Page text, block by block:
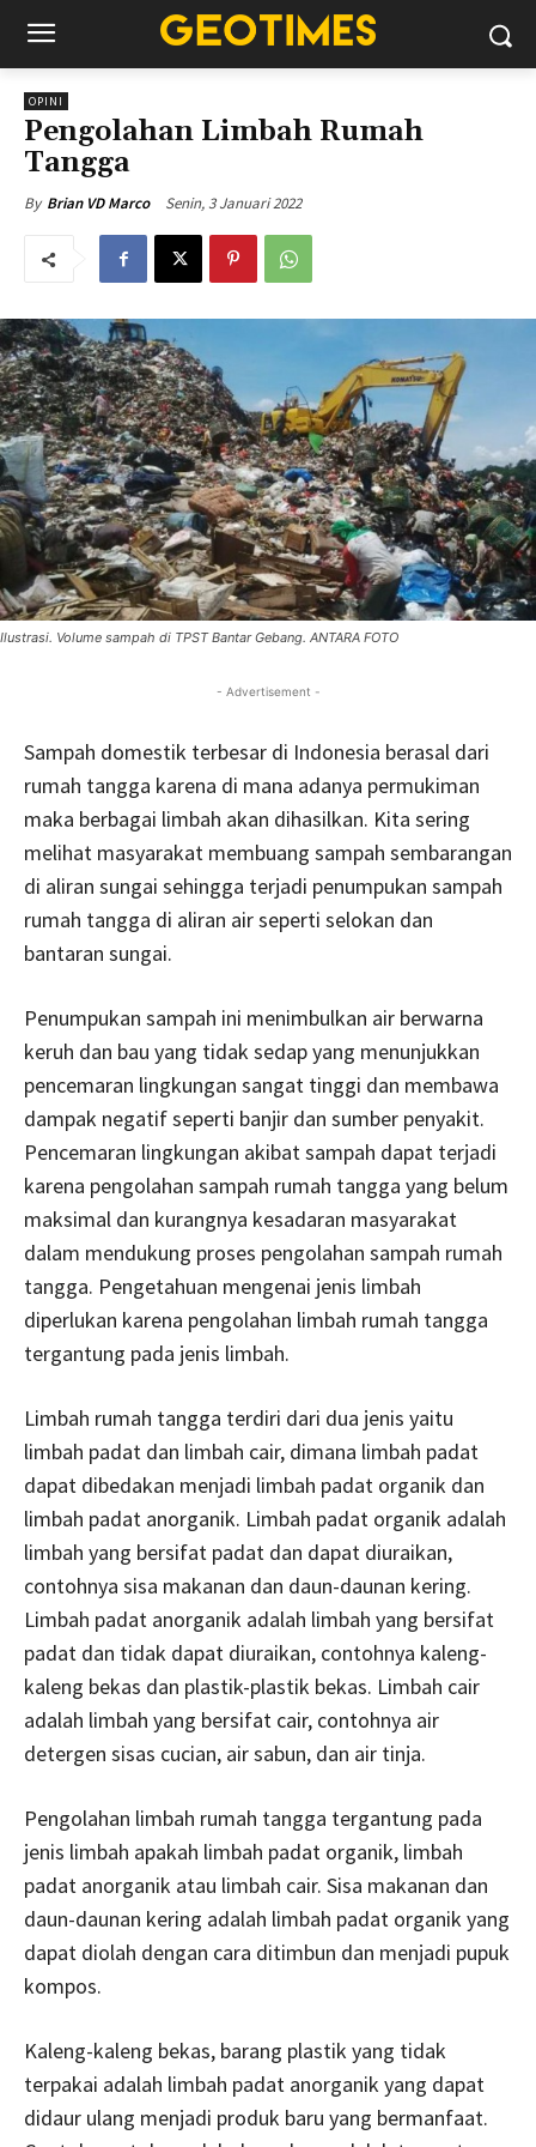
OPINI
Pengolahan Limbah Rumah
Tangga
By Brian VD Marco Senin, 3 Januari 2022
Ilustrasi. Volume sampah di TPST Bantar Gebang. ANTARA FOTO
- Advertisement -
Sampah domestik terbesar di Indonesia berasal dari
rumah tangga karena di mana adanya permukiman
maka berbagai limbah akan dihasilkan. Kita sering
melihat masyarakat membuang sampah sembarangan
di aliran sungai sehingga terjadi penumpukan sampah
rumah tangga di aliran air seperti selokan dan
bantaran sungai.
Penumpukan sampah ini menimbulkan air berwarna
keruh dan bau yang tidak sedap yang menunjukkan
pencemaran lingkungan sangat tinggi dan membawa
dampak negatif seperti banjir dan sumber penyakit.
Pencemaran lingkungan akibat sampah dapat terjadi
karena pengolahan sampah rumah tangga yang belum
maksimal dan kurangnya kesadaran masyarakat
dalam mendukung proses pengolahan sampah rumah
tangga. Pengetahuan mengenai jenis limbah
diperlukan karena pengolahan limbah rumah tangga
tergantung pada jenis limbah.
Limbah rumah tangga terdiri dari dua jenis yaitu
limbah padat dan limbah cair, dimana limbah padat
dapat dibedakan menjadi limbah padat organik dan
limbah padat anorganik. Limbah padat organik adalah
limbah yang bersifat padat dan dapat diuraikan,
contohnya sisa makanan dan daun-daunan kering.
Limbah padat anorganik adalah limbah yang bersifat
padat dan tidak dapat diuraikan, contohnya kaleng-
kaleng bekas dan plastik-plastik bekas. Limbah cair
adalah limbah yang bersifat cair, contohnya air
detergen sisas cucian, air sabun, dan air tinja.
Pengolahan limbah rumah tangga tergantung pada
jenis limbah apakah limbah padat organik, limbah
padat anorganik atau limbah cair. Sisa makanan dan
daun-daunan kering adalah limbah padat organik yang
dapat diolah dengan cara ditimbun dan menjadi pupuk
kompos.
Kaleng-kaleng bekas, barang plastik yang tidak
terpakai adalah limbah padat anorganik yang dapat
didaur ulang menjadi produk baru yang bermanfaat.